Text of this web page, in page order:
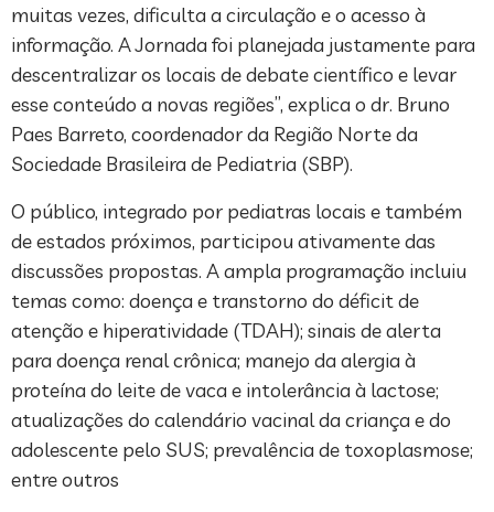
muitas vezes, dificulta a circulação e o acesso à
informação. A Jornada foi planejada justamente para
descentralizar os locais de debate científico e levar
esse conteúdo a novas regiões”, explica o dr. Bruno
Paes Barreto, coordenador da Região Norte da
Sociedade Brasileira de Pediatria (SBP).
O público, integrado por pediatras locais e também
de estados próximos, participou ativamente das
discussões propostas. A ampla programação incluiu
temas como: doença e transtorno do déficit de
atenção e hiperatividade (TDAH); sinais de alerta
para doença renal crônica; manejo da alergia à
proteína do leite de vaca e intolerância à lactose;
atualizações do calendário vacinal da criança e do
adolescente pelo SUS; prevalência de toxoplasmose;
entre outros